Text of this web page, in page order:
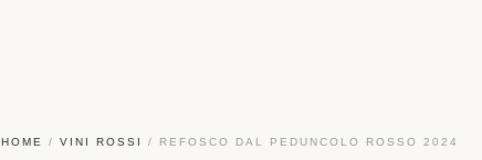
HOME / VINI ROSSI / REFOSCO DAL PEDUNCOLO ROSSO 2024